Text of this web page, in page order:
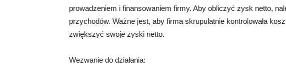
prowadzeniem i finansowaniem firmy. Aby obliczyć zysk netto,
przychodów. Ważne jest, aby firma skrupulatnie kontrolowała
zwiększyć swoje zyski netto.
Wezwanie do działania: